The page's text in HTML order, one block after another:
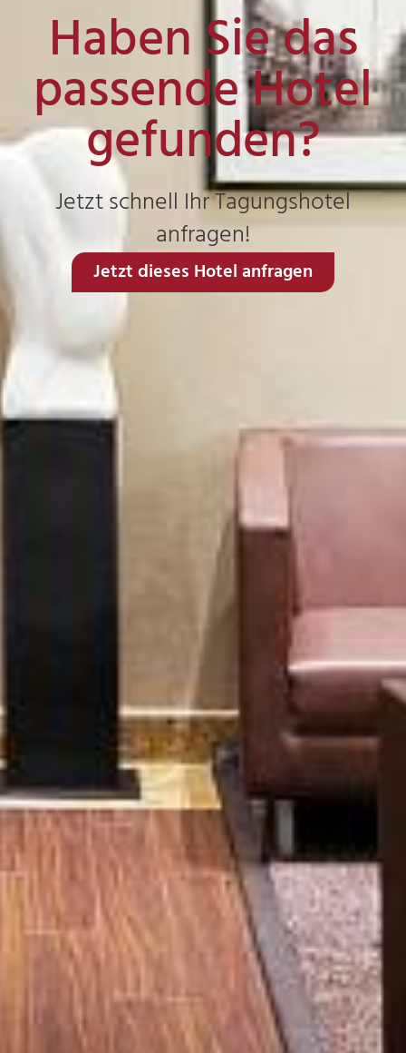
Haben Sie das
passende Hotel
gefunden?
Jetzt schnell Ihr Tagungshotel
anfragen!
Jetzt dieses Hotel anfragen